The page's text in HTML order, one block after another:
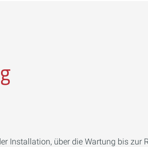
Installation, über die Wartung bis zur